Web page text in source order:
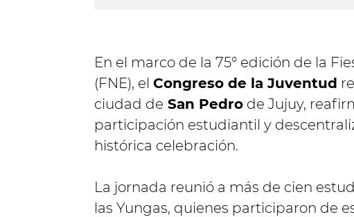
En el marco de la 75° edición de la
(FNE), el Congreso de la Juventud
ciudad de San Pedro de Jujuy,
participación estudiantil y
histórica celebración.
La jornada reunió a más de cien
las Yungas, quienes participaron de